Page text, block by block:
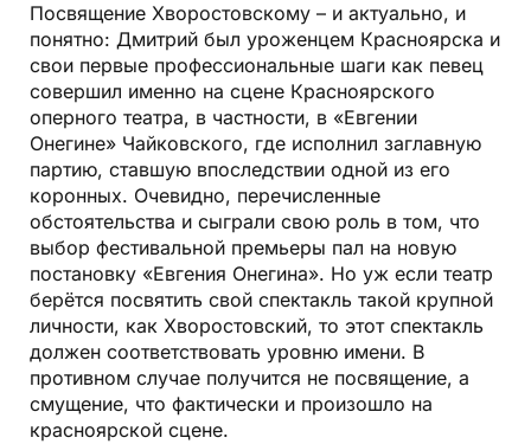
Посвящение Хворостовскому – и актуально, и
понятно: Дмитрий был уроженцем Красноярска и
свои первые профессиональные шаги как певец
совершил именно на сцене Красноярского
оперного театра, в частности, в «Евгении
Онегине» Чайковского, где исполнил заглавную
партию, ставшую впоследствии одной из его
коронных. Очевидно, перечисленные
обстоятельства и сыграли свою роль в том, что
выбор фестивальной премьеры пал на новую
постановку «Евгения Онегина». Но уж если театр
берётся посвятить свой спектакль такой крупной
личности, как Хворостовский, то этот спектакль
должен соответствовать уровню имени. В
противном случае получится не посвящение, а
смущение, что фактически и произошло на
красноярской сцене.